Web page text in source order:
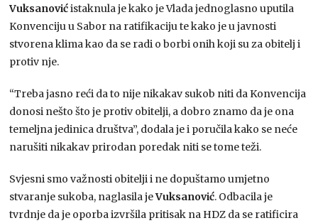
Vuksanovićistaknula je kako je Vlada jednoglasno uputila
Konvenciju u Sabor na ratifikaciju te kako je u javnosti
stvorena klima kao da se radi o borbi onih koji su za obitelj i
protiv nje.
“Treba jasno reći da to nije nikakav sukob niti da Konvencija
donosi nešto što je protiv obitelji, a dobro znamo da je ona
temeljna jedinica društva”, dodala je i poručila kako se neće
narušiti nikakav prirodan poredak niti se tome teži.
Svjesni smo važnosti obitelji i ne dopuštamo umjetno
stvaranje sukoba, naglasila jeVuksanović. Odbacila je
tvrdnje da je oporba izvršila pritisak na HDZ da se ratificira